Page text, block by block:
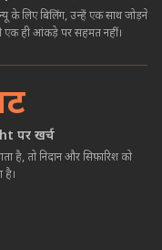
लिए बिलिंग, उन्हें एक साथ जोड़ने
एक ही आंकड़े पर सहमत नहीं।
पर खर्च
है, तो निदान और सिफ़ारिश को
है।